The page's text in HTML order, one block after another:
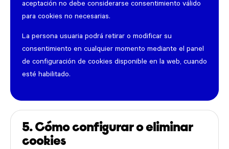
aceptación no debe considerarse consentimiento válido
para cookies no necesarias.
La persona usuaria podrá retirar o modificar su
consentimiento en cualquier momento mediante el panel
de configuración de cookies disponible en la web, cuando
esté habilitado.
5. Cómo configurar o eliminar
cookies